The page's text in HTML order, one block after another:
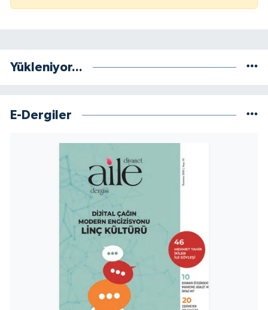
Yükleniyor...
E-Dergiler
Tekirdağ Müftülüğü
Trabzon Müftülüğü
Tunceli Müftülüğü
Uşak Müftülüğü
Van Müftülüğü
Yalova Müftülüğü